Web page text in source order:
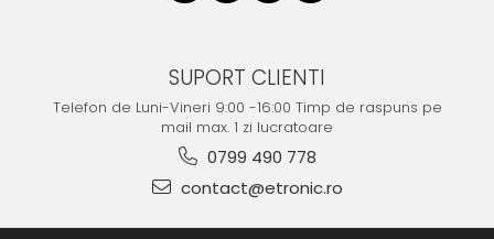
SUPORT CLIENTI
Telefon de Luni-Vineri 9:00 -16:00 Timp de raspuns pe
mail max. 1 zi lucratoare
0799 490 778
contact@etronic.ro